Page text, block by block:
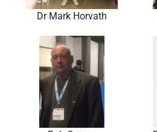
Dr Mark Horvath